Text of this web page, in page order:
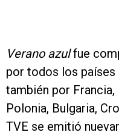
Verano azulfue
por todos los
también por
Polonia, Bulgaria,
TVE se emitió